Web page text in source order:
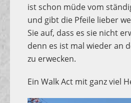
ist schon müde vom
und gibt die Pfeile lieber
Sie auf, dass es sie nicht
denn es ist mal wieder an
zu erwecken.
Ein Walk Act mit ganz viel